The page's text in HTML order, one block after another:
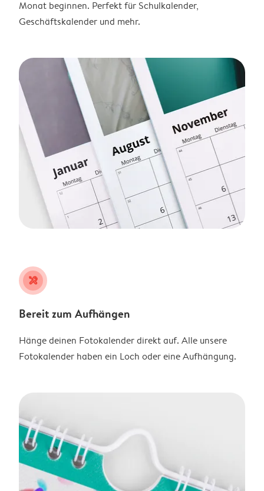
Monat beginnen. Perfekt für Schulkalender,
Geschäftskalender und mehr.
tools
Bereit zum Aufhängen
Hänge deinen Fotokalender direkt auf. Alle unsere
Fotokalender haben ein Loch oder eine Aufhängung.